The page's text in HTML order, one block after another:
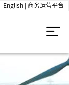
English |商务运营平台